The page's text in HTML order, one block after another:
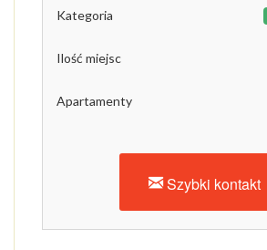
Kategoria
Ilość miejsc
Apartamenty
Szybki kontakt